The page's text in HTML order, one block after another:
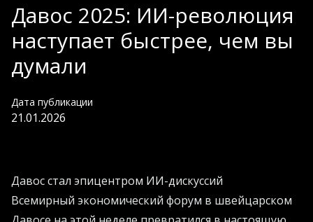
Давос 2025: ИИ-революция
наступает быстрее, чем вы
думали
Дата публикации
21.01.2026
Давос стал эпицентром ИИ-дискуссий
Всемирный экономический форум в швейцарском